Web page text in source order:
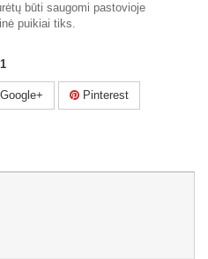
būti saugomi pastovioje
puikiai tiks.
Google+ Pinterest